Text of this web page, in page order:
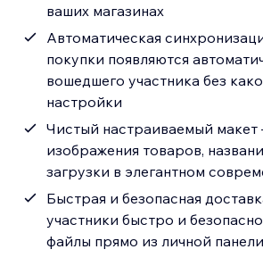
ваших магазинах
Автоматическая
покупки появляются
вошедшего участника без
настройки
Чистый настраиваемый макет
изображения товаров,
загрузки в элегантном
Быстрая и безопасная
участники быстро и
файлы прямо из личной панели